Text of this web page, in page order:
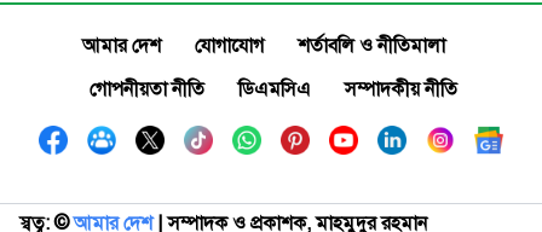
আমার দেশ যোগাযোগ
শর্তাবলি ও নীতিমালা
গোপনীয়তা নীতি
ডিএমসিএ সম্পাদকীয় নীতি
স্বত্ব: ©️আমার দেশ| সম্পাদক ও প্রকাশক, মাহমুদুর রহমান